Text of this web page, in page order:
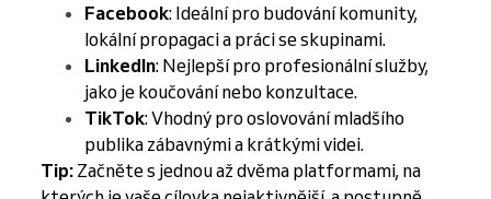
Facebook: Ideální pro budování komunity,
lokální propagaci a práci se skupinami.
LinkedIn: Nejlepší pro profesionální služby,
jako je koučování nebo konzultace.
TikTok: Vhodný pro oslovování mladšího
publika zábavnými a krátkými videi.
Tip:Začněte s jednou až dvěma platformami, na